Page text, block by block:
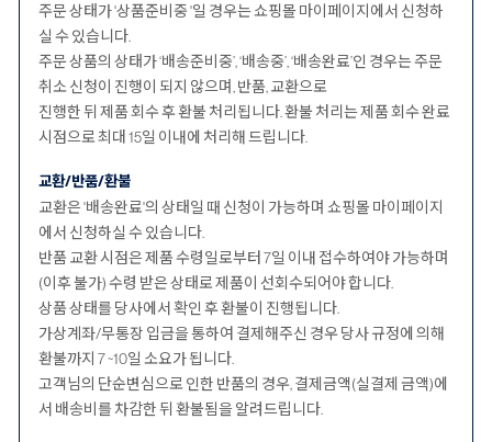
주문 상태가 '상품준비중 '일 경우는 쇼핑몰 마이페이지에서 신청하
실 수 있습니다.
주문 상품의 상태가 ‘배송준비중’, ‘배송중’, ‘배송완료’인 경우는 주문
취소 신청이 진행이 되지 않으며, 반품, 교환으로
진행한 뒤 제품 회수 후 환불 처리됩니다. 환불 처리는 제품 회수 완료
시점으로 최대 15일 이내에 처리해 드립니다.
교환/반품/환불
교환은 '배송완료'의 상태일 때 신청이 가능하며 쇼핑몰 마이페이지
에서 신청하실 수 있습니다.
반품 교환 시점은 제품 수령일로부터 7일 이내 접수하여야 가능하며
(이후 불가) 수령 받은 상태로 제품이 선회수되어야 합니다.
상품 상태를 당사에서 확인 후 환불이 진행됩니다.
가상계좌/무통장 입금을 통하여 결제해주신 경우 당사 규정에 의해
환불까지 7 ~10일 소요가 됩니다.
고객님의 단순변심으로 인한 반품의 경우, 결제금액(실결제 금액)에
서 배송비를 차감한 뒤 환불됨을 알려드립니다.